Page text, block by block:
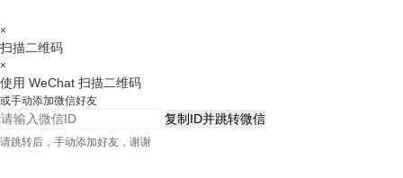
×
扫描二维码
×
使用 WeChat 扫描二维码
或手动添加微信好友
复制ID并跳转微信
请跳转后，手动添加好友，谢谢